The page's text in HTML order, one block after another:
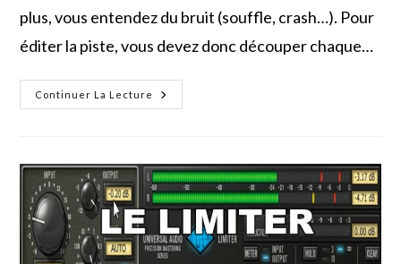
plus, vous entendez du bruit (souffle, crash…). Pour
éditer la piste, vous devez donc découper chaque…
Continuer La Lecture
Réduisez
Les
À
L’expander-
Gate
(noise-